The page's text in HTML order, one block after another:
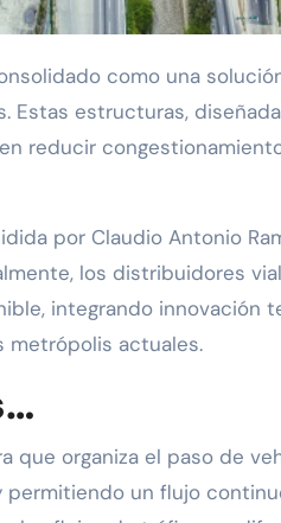
como una
Estas estructuras,
reducir
por Claudio Antonio
los distribuidores
integrando innovación
metrópolis actuales.
que organiza el paso de
un flujo